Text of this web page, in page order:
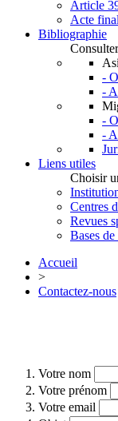
Article
Acte final
Bibliographie
-
-
-
-
Liens utiles
Choisir
Centres
Revues
Bases
Accueil
>
Contactez-nous
Votre nom
Votre prénom
Votre email